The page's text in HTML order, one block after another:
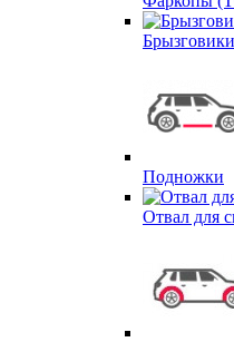
Брызговики
Подножки
Отвал для